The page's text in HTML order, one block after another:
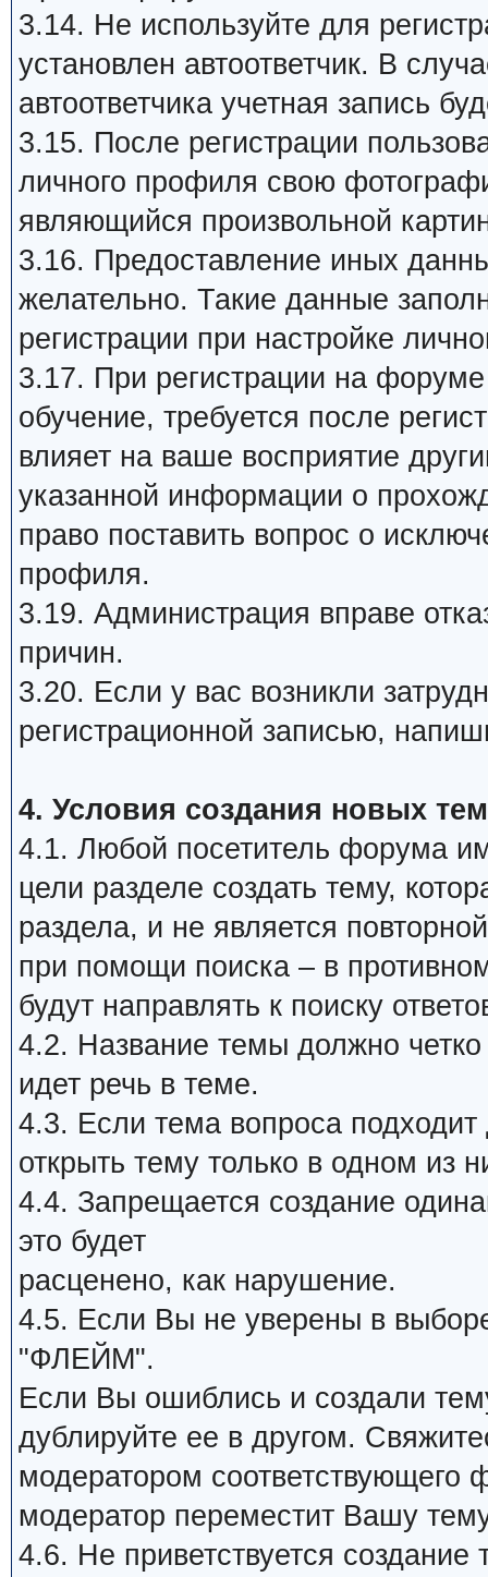
3.14. Не используйте для
установлен автоответчик. В
автоответчика учетная запись
3.15. После регистрации
личного профиля свою
являющийся произвольной
3.16. Предоставление иных
желательно. Такие данные
регистрации при настройке
3.17. При регистрации на
обучение, требуется после
влияет на ваше восприятие
указанной информации о
право поставить вопрос о
профиля.
3.19. Администрация вправе
причин.
3.20. Если у вас возникли
регистрационной записью,
4. Условия создания новых
4.1. Любой посетитель форума
цели разделе создать тему,
раздела, и не является
при помощи поиска – в
будут направлять к поиску
4.2. Название темы должно
идет речь в теме.
4.3. Если тема вопроса
открыть тему только в одном из
4.4. Запрещается создание
это будет
расценено, как нарушение.
4.5. Если Вы не уверены в
"ФЛЕЙМ".
Если Вы ошиблись и создали
дублируйте ее в другом.
модератором
модератор переместит Вашу
4.6. Не приветствуется